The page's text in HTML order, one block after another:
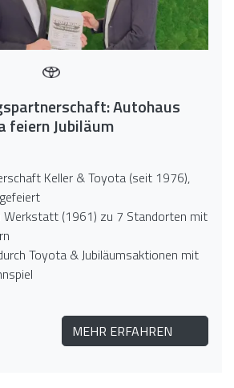
Autohaus
feiern Jubiläum
Keller & Toyota (seit 1976),
Werkstatt (1961) zu 7 Standorten mit
Toyota & Jubiläumsaktionen mit
MEHR ERFAHREN